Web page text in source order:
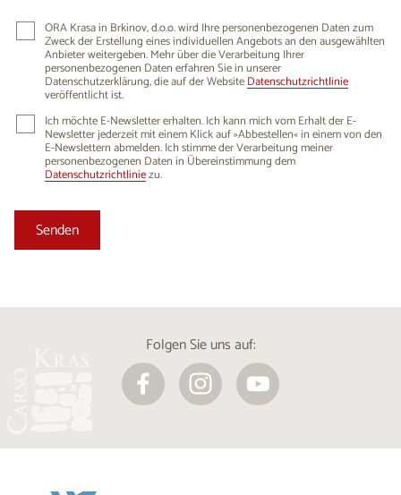
ORA Krasa in Brkinov, d.o.o. wird Ihre personenbezogenen Daten zum
Zweck der Erstellung eines individuellen Angebots an den ausgewählten
Anbieter weitergeben. Mehr über die Verarbeitung Ihrer
personenbezogenen Daten erfahren Sie in unserer
Datenschutzerklärung, die auf der WebsiteDatenschutzrichtlinie
veröffentlicht ist.
Ich möchte E-Newsletter erhalten. Ich kann mich vom Erhalt der E-
Newsletter jederzeit mit einem Klick auf »Abbestellen« in einem von den
E-Newslettern abmelden. Ich stimme der Verarbeitung meiner
personenbezogenen Daten in Übereinstimmung dem
Datenschutzrichtliniezu.
Folgen Sie uns auf: